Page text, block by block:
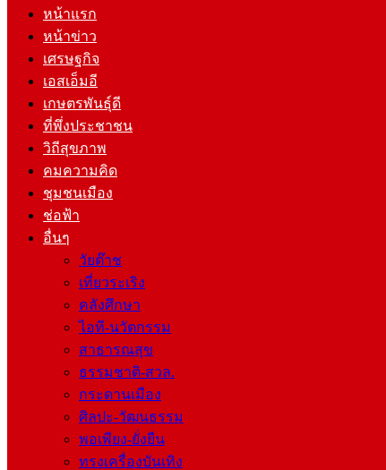
หน้าแรก
หน้าข่าว
เศรษฐกิจ
เอสเอ็มอี
เกษตรพันธุ์ดี
ที่พึ่งประชาชน
วิถีสุขภาพ
คมความคิด
ชุมชนเมือง
ช่อฟ้า
อื่นๆ
วัยต๊าช
เที่ยวระเริง
คลังศึกษา
ไอที-นวัตกรรม
สาธารณสุข
ธรรมชาติ-สวล.
กระดานเมือง
ศิลปะ-วัฒนธรรม
พอเพียง-ยั่งยืน
ทรงเครื่องบันเทิง